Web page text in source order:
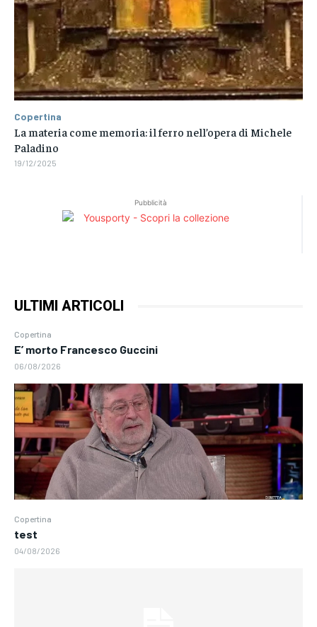
Pubblicità
ULTIMI ARTICOLI
Copertina
E’ morto Francesco Guccini
06/08/2026
Copertina
test
04/08/2026
Copertina
La materia come memoria: il ferro nell’opera di Michele
Paladino
19/12/2025